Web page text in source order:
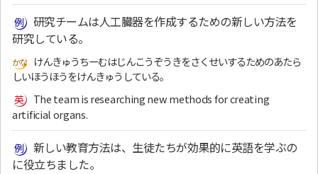
研究チームは人工臓器を作成するための新しい方法を
研究している。
けんきゅうちーむはじんこうぞうきをさくせいするためのあたら
しいほうほうをけんきゅうしている。
The team is researching new methods for creating
artificial organs.
新しい教育方法は、生徒たちが効果的に英語を学ぶの
に役立ちました。